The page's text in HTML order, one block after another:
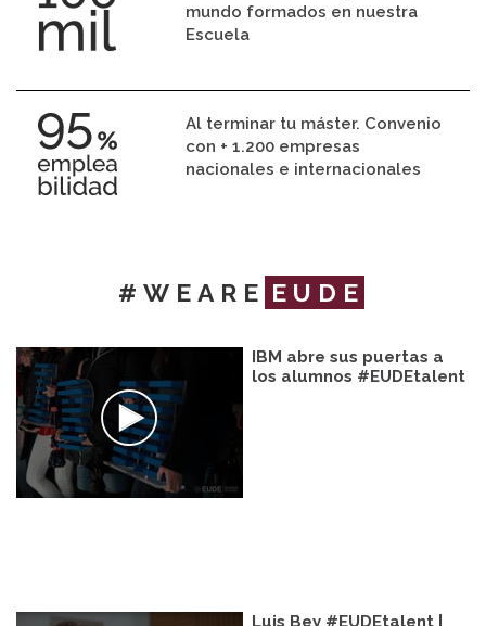
mundo formados en nuestra
Escuela
Al terminar tu máster. Convenio
con + 1.200 empresas
nacionales e internacionales
#WEARE EUDE
IBM abre sus puertas a
los alumnos #EUDEtalent
Luis Bey #EUDEtalent |